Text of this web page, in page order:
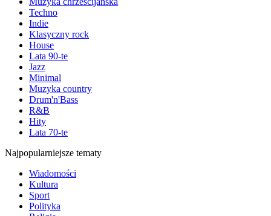
Techno
Indie
Klasyczny rock
House
Lata 90-te
Jazz
Minimal
Muzyka country
Drum'n'Bass
R&B
Hity
Lata 70-te
Najpopularniejsze tematy
Wiadomości
Kultura
Sport
Polityka